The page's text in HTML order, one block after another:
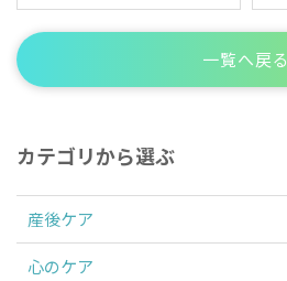
一覧へ戻る
カテゴリから選ぶ
産後ケア
心のケア